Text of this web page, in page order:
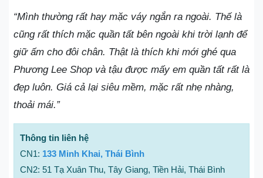
“Mình thường rất hay mặc váy ngắn ra ngoài. Thế là
cũng rất thích mặc quần tất bên ngoài khi trời lạnh để
giữ ấm cho đôi chân. Thật là thích khi mới ghé qua
Phương Lee Shop và tậu được mấy em quần tất rất là
đẹp luôn. Giá cả lại siêu mềm, mặc rất nhẹ nhàng,
thoải mái.”
Thông tin liên hệ
CN1: 133 Minh Khai, Thái Bình
CN2: 51 Tạ Xuân Thu, Tây Giang, Tiền Hải, Thái Bình